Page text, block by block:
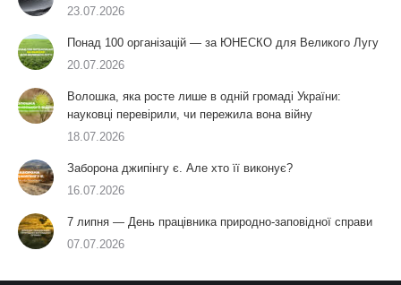
23.07.2026
Понад 100 організацій — за ЮНЕСКО для Великого Лугу
20.07.2026
Волошка, яка росте лише в одній громаді України:
науковці перевірили, чи пережила вона війну
18.07.2026
Заборона джипінгу є. Але хто її виконує?
16.07.2026
7 липня — День працівника природно-заповідної справи
07.07.2026